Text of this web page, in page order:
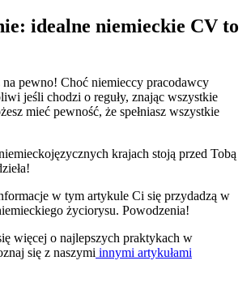
idealne niemieckie CV to
pewno! Choć niemieccy pracodawcy
jeśli chodzi o reguły, znając wszystkie
mieć pewność, że spełniasz wszystkie
krajach stoją przed Tobą
w tym artykule Ci się przydadzą w
życiorysu. Powodzenia!
więcej o najlepszych praktykach w
się z naszymi innymi artykułami